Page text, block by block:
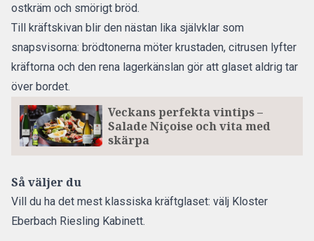
ostkräm och smörigt bröd.
Till kräftskivan blir den nästan lika självklar som
snapsvisorna: brödtonerna möter krustaden, citrusen lyfter
kräftorna och den rena lagerkänslan gör att glaset aldrig tar
över bordet.
Veckans perfekta vintips –
Salade Niçoise och vita med
skärpa
Så väljer du
Vill du ha det mest klassiska kräftglaset: välj Kloster
Eberbach Riesling Kabinett.